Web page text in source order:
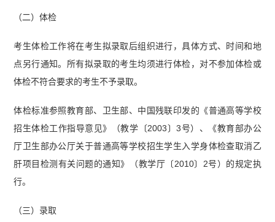
（二）体检
考生体检工作将在考生拟录取后组织进行，具体方式、时间和地
点另行通知。所有拟录取的考生均须进行体检，对不参加体检或
体检不符合要求的考生不予录取。
体检标准参照教育部、卫生部、中国残联印发的《普通高等学校
招生体检工作指导意见》（教学〔2003〕3号）、《教育部办公
厅卫生部办公厅关于普通高等学校招生学生入学身体检查取消乙
肝项目检测有关问题的通知》（教学厅〔2010〕2号）的规定执
行。
（三）录取